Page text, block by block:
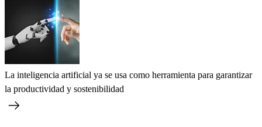
La inteligencia artificial ya se usa como herramienta para garantizar
la productividad y sostenibilidad